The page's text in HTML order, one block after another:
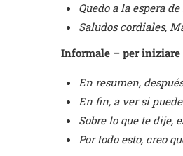
Quedo a la espera
Saludos cordiales,
Informale – per iniziare
En resumen,
En fin, a ver si
Sobre lo que te dije,
Por todo esto, creo